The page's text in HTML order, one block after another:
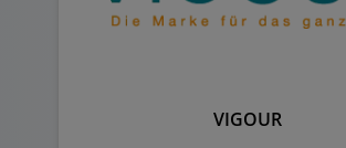
VIGOUR